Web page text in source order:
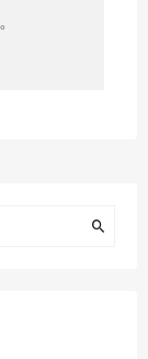
。